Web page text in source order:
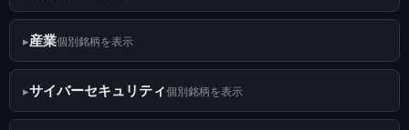
産業個別銘柄を表示
サイバーセキュリティ個別銘柄を表示